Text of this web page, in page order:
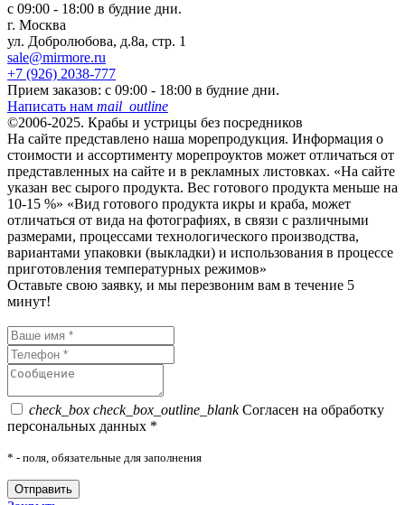
c 09:00 - 18:00 в будние дни.
г. Москва
ул. Добролюбова, д.8а, стр. 1
sale@mirmore.ru
+7 (926) 2038-777
Прием заказов: c 09:00 - 18:00 в будние дни.
Написать нам mail_outline
©2006-2025. Крабы и устрицы без посредников
На сайте представлено наша морепродукция. Информация о
стоимости и ассортименту морепроуктов может отличаться от
представленных на сайте и в рекламных листовках. «На сайте
указан вес сырого продукта. Вес готового продукта меньше на
10-15 %» «Вид готового продукта икры и краба, может
отличаться от вида на фотографиях, в связи с различными
размерами, процессами технологического производства,
вариантами упаковки (выкладки) и использования в процессе
приготовления температурных режимов»
Оставьте свою заявку, и мы перезвоним вам в течение 5
минут!
check_box check_box_outline_blankСогласен на обработку
персональных данных *
* - поля, обязательные для заполнения